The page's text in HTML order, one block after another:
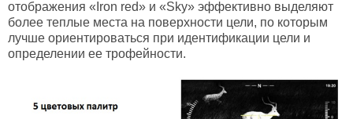
отображения «Iron red» и «Sky» эффективно выделяют
более теплые места на поверхности цели, по которым
лучше ориентироваться при идентификации цели и
определении ее трофейности.